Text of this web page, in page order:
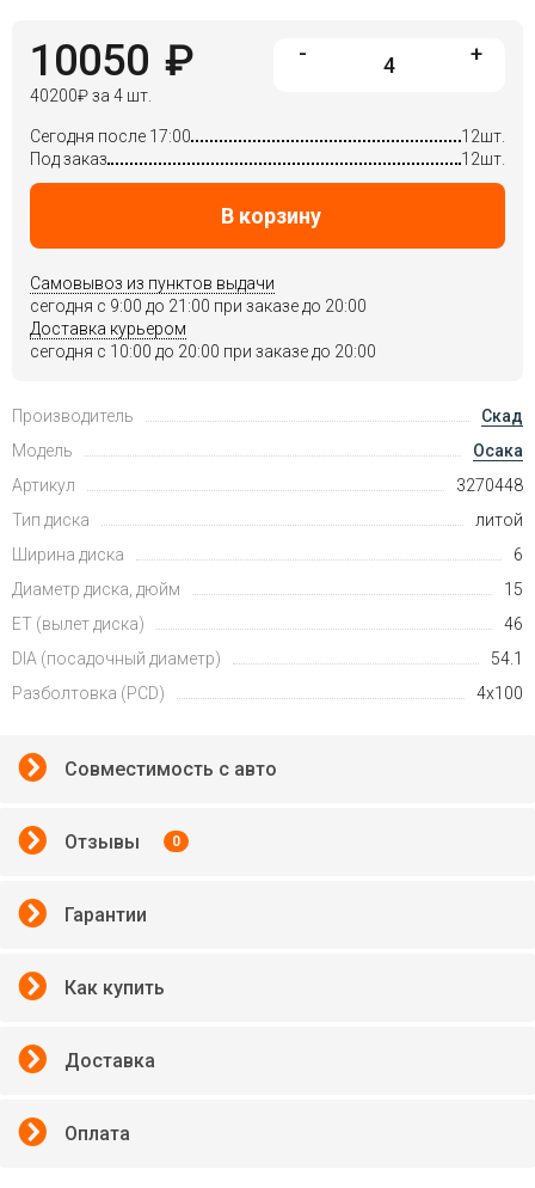
10050 ₽
40200₽за 4 шт.
- +
Сегодня после 17:00
12шт.
Под заказ
12шт.
В корзину
Самовывоз из пунктов выдачи
сегодня c 9:00 до 21:00 при заказе до 20:00
Доставка курьером
сегодня c 10:00 до 20:00 при заказе до 20:00
Производитель
Скад
Модель
Осака
Артикул
3270448
Тип диска
литой
Ширина диска
6
Диаметр диска, дюйм
15
ET (вылет диска)
46
DIA (посадочный диаметр)
54.1
Разболтовка (PCD)
4x100
Совместимость с авто
Отзывы 0
Гарантии
Как купить
Доставка
Оплата